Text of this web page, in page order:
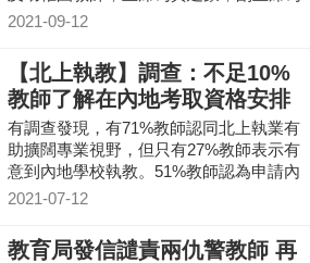
吳智匯，並由全國人大代表吳秋北、陳曼
2021-09-12
【北上執教】調查：不足10%
教師了解在內地考取資格安排
有調查發現，有71%教師認同北上執業有
助擴闊專業視野，但只有27%教師表示有
意到內地學校執教。51%教師認為申請內
地教師資認證程序繁複。
2021-07-12
教育局發信譴責兩仇警教師 再